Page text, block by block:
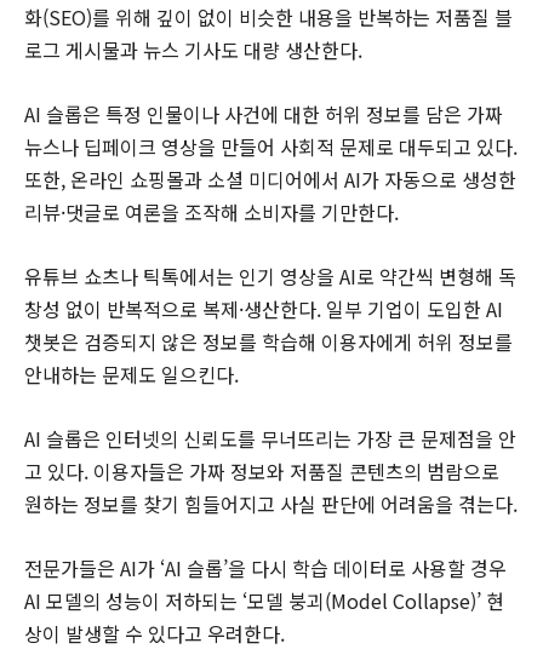
화(SEO)를 위해 깊이 없이 비슷한 내용을 반복하는 저품질 블
로그 게시물과 뉴스 기사도 대량 생산한다.
AI 슬롭은 특정 인물이나 사건에 대한 허위 정보를 담은 가짜
뉴스나 딥페이크 영상을 만들어 사회적 문제로 대두되고 있다.
또한, 온라인 쇼핑몰과 소셜 미디어에서 AI가 자동으로 생성한
리뷰·댓글로 여론을 조작해 소비자를 기만한다.
유튜브 쇼츠나 틱톡에서는 인기 영상을 AI로 약간씩 변형해 독
창성 없이 반복적으로 복제·생산한다. 일부 기업이 도입한 AI
챗봇은 검증되지 않은 정보를 학습해 이용자에게 허위 정보를
안내하는 문제도 일으킨다.
AI 슬롭은 인터넷의 신뢰도를 무너뜨리는 가장 큰 문제점을 안
고 있다. 이용자들은 가짜 정보와 저품질 콘텐츠의 범람으로
원하는 정보를 찾기 힘들어지고 사실 판단에 어려움을 겪는다.
전문가들은 AI가 ‘AI 슬롭’을 다시 학습 데이터로 사용할 경우
AI 모델의 성능이 저하되는 ‘모델 붕괴(Model Collapse)’ 현
상이 발생할 수 있다고 우려한다.